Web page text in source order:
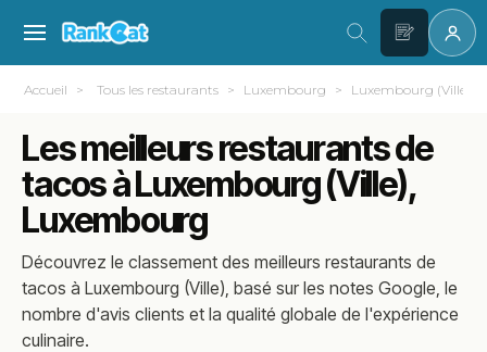
Accueil Tous les restaurants Luxembourg Luxembourg (Ville)
Les meilleurs restaurants de
tacos à Luxembourg (Ville),
Luxembourg
Découvrez le classement des meilleurs restaurants de
tacos à Luxembourg (Ville), basé sur les notes Google, le
nombre d'avis clients et la qualité globale de l'expérience
culinaire.